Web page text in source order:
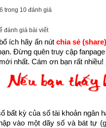
số. Rồi lớn lên các con số
thoại, biển số xe, biển số
số thẻ ATM…
viết trên mạng về ý nghĩa số 0
số 0 theo phong thủy.
đối với người này thì số này
các quan niệm về con số 0
được cái nhìn đa chiều về
trong 10 đánh giá
đánh giá bài viết
ích hãy ấn nút chia sẻ (share)
Đừng quên truy cập fanpage
nhất. Cám ơn bạn rất nhiều!
bất kỳ của số tài khoản ngân
vào một dãy số và bát tự